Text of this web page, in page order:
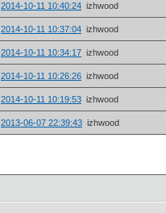
2014-10-11 10:40:24 izhwood
2014-10-11 10:37:04 izhwood
2014-10-11 10:34:17 izhwood
2014-10-11 10:26:26 izhwood
2014-10-11 10:19:53 izhwood
2013-06-07 22:39:43 izhwood